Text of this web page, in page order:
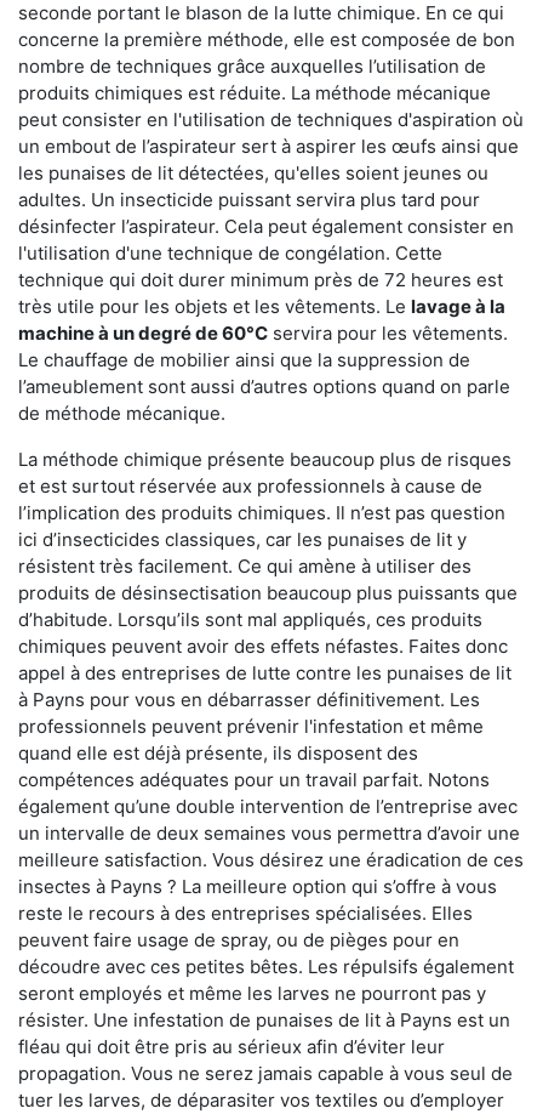
seconde portant le blason de la lutte chimique. En ce qui
concerne la première méthode, elle est composée de bon
nombre de techniques grâce auxquelles l’utilisation de
produits chimiques est réduite. La méthode mécanique
peut consister en l'utilisation de techniques d'aspiration où
un embout de l’aspirateur sert à aspirer les œufs ainsi que
les punaises de lit détectées, qu'elles soient jeunes ou
adultes. Un insecticide puissant servira plus tard pour
désinfecter l’aspirateur. Cela peut également consister en
l'utilisation d'une technique de congélation. Cette
technique qui doit durer minimum près de 72 heures est
très utile pour les objets et les vêtements. Le lavage à la
machine à un degré de 60°C servira pour les vêtements.
Le chauffage de mobilier ainsi que la suppression de
l’ameublement sont aussi d’autres options quand on parle
de méthode mécanique.
La méthode chimique présente beaucoup plus de risques
et est surtout réservée aux professionnels à cause de
l’implication des produits chimiques. Il n’est pas question
ici d’insecticides classiques, car les punaises de lit y
résistent très facilement. Ce qui amène à utiliser des
produits de désinsectisation beaucoup plus puissants que
d’habitude. Lorsqu’ils sont mal appliqués, ces produits
chimiques peuvent avoir des effets néfastes. Faites donc
appel à des entreprises de lutte contre les punaises de lit
à Payns pour vous en débarrasser définitivement. Les
professionnels peuvent prévenir l'infestation et même
quand elle est déjà présente, ils disposent des
compétences adéquates pour un travail parfait. Notons
également qu’une double intervention de l’entreprise avec
un intervalle de deux semaines vous permettra d’avoir une
meilleure satisfaction. Vous désirez une éradication de ces
insectes à Payns ? La meilleure option qui s’offre à vous
reste le recours à des entreprises spécialisées. Elles
peuvent faire usage de spray, ou de pièges pour en
découdre avec ces petites bêtes. Les répulsifs également
seront employés et même les larves ne pourront pas y
résister. Une infestation de punaises de lit à Payns est un
fléau qui doit être pris au sérieux afin d’éviter leur
propagation. Vous ne serez jamais capable à vous seul de
tuer les larves, de déparasiter vos textiles ou d’employer